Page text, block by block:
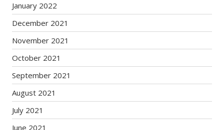
January 2022
December 2021
November 2021
October 2021
September 2021
August 2021
July 2021
June 2021